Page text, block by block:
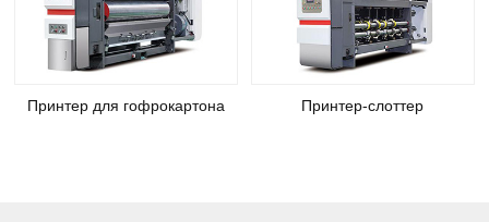
Принтер для гофрокартона Принтер-слоттер